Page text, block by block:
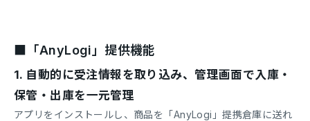
■「AnyLogi」提供機能
1. 自動的に受注情報を取り込み、管理画面で入庫・
保管・出庫を一元管理
アプリをインストールし、商品を「AnyLogi」提携倉庫に送れ